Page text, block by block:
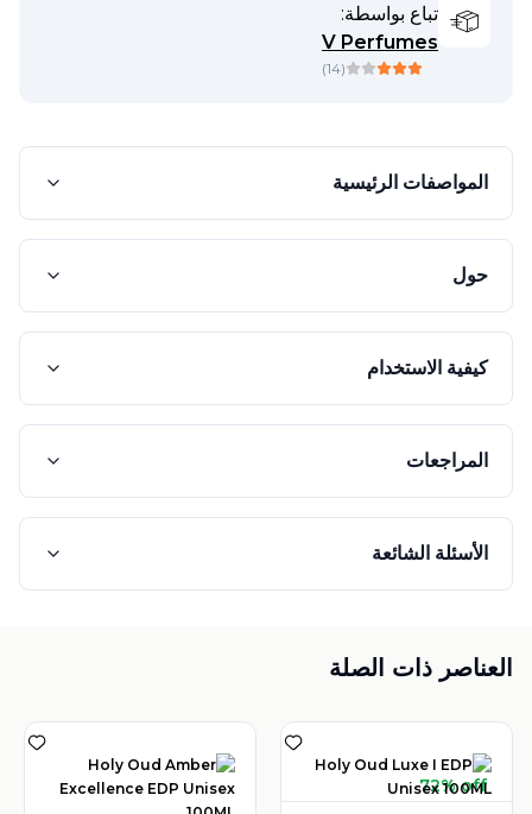
تباع بواسطة:
V Perfumes
(
14
)
المواصفات الرئيسية
حول
كيفية الاستخدام
المراجعات
الأسئلة الشائعة
العناصر ذات الصلة
72% off